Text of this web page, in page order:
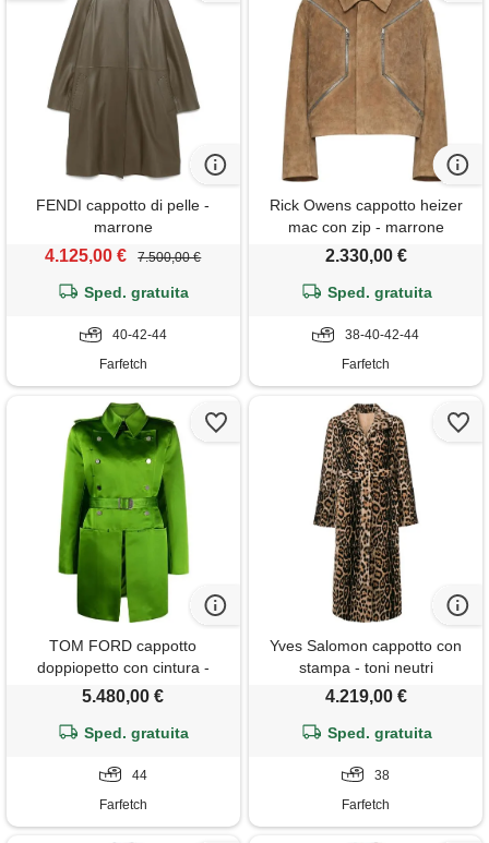
FENDI cappotto di pelle -
marrone
4.125,00 € 7.500,00 €
Sped. gratuita
40-42-44
Farfetch
Rick Owens cappotto heizer
mac con zip - marrone
2.330,00 €
Sped. gratuita
38-40-42-44
Farfetch
TOM FORD cappotto
doppiopetto con cintura -
verde
5.480,00 €
Sped. gratuita
44
Farfetch
Yves Salomon cappotto con
stampa - toni neutri
4.219,00 €
Sped. gratuita
38
Farfetch